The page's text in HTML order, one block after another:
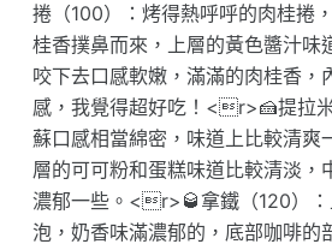
捲（100）：烤得熱呼呼的肉桂捲
桂香撲鼻而來，上層的黃色醬汁味
咬下去口感軟嫩，滿滿的肉桂香，
感，我覺得超好吃！<r>🍰提拉
蘇口感相當綿密，味道上比較清爽
層的可可粉和蛋糕味道比較清淡，
濃郁一些。<r>🥃拿鐵（120）：
泡，奶香味滿濃郁的，底部咖啡的